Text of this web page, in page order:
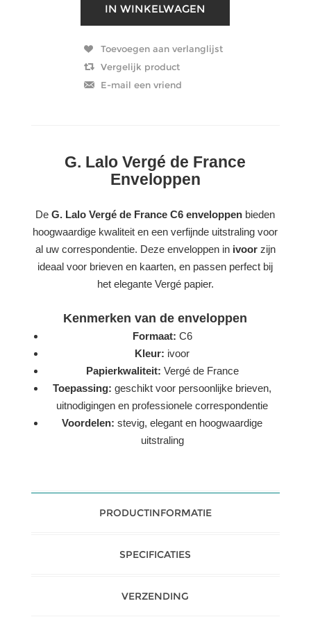
G. Lalo Vergé de France
Enveloppen
DeG. Lalo Vergé de France C6 enveloppen bieden
hoogwaardige kwaliteit en een verfijnde uitstraling voor
al uw correspondentie. Deze enveloppen in ivoorzijn
ideaal voor brieven en kaarten, en passen perfect bij
het elegante Vergé papier.
Kenmerken van de enveloppen
Formaat: C6
Kleur: ivoor
Papierkwaliteit: Vergé de France
Toepassing: geschikt voor persoonlijke brieven,
uitnodigingen en professionele correspondentie
Voordelen: stevig, elegant en hoogwaardige
uitstraling
PRODUCTINFORMATIE
SPECIFICATIES
VERZENDING